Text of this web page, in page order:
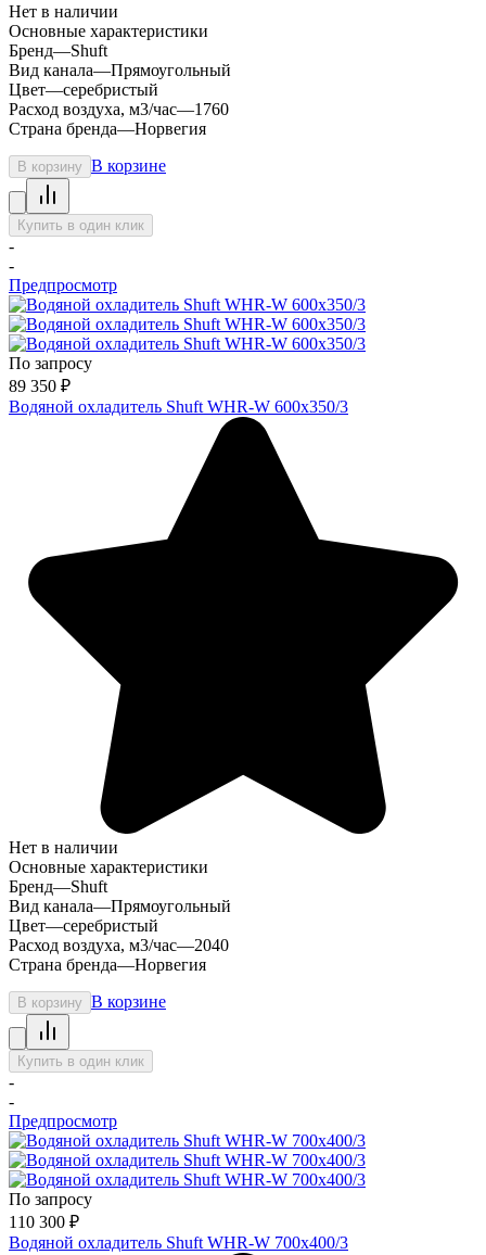
Нет в наличии
Основные характеристики
Бренд—Shuft
Вид канала—Прямоугольный
Цвет—серебристый
Расход воздуха, м3/час—1760
Страна бренда—Норвегия
В корзину В корзине
Купить в один клик
-
-
Предпросмотр
По запросу
89 350 ₽
Водяной охладитель Shuft WHR-W 600х350/3
Нет в наличии
Основные характеристики
Бренд—Shuft
Вид канала—Прямоугольный
Цвет—серебристый
Расход воздуха, м3/час—2040
Страна бренда—Норвегия
В корзину В корзине
Купить в один клик
-
-
Предпросмотр
По запросу
110 300 ₽
Водяной охладитель Shuft WHR-W 700х400/3